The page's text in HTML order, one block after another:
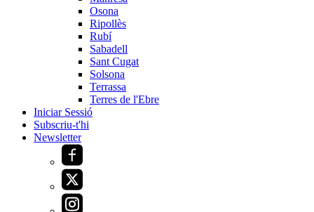
Osona
Ripollès
Rubí
Sabadell
Sant Cugat
Solsona
Terrassa
Terres de l'Ebre
Iniciar Sessió
Subscriu-t'hi
Newsletter